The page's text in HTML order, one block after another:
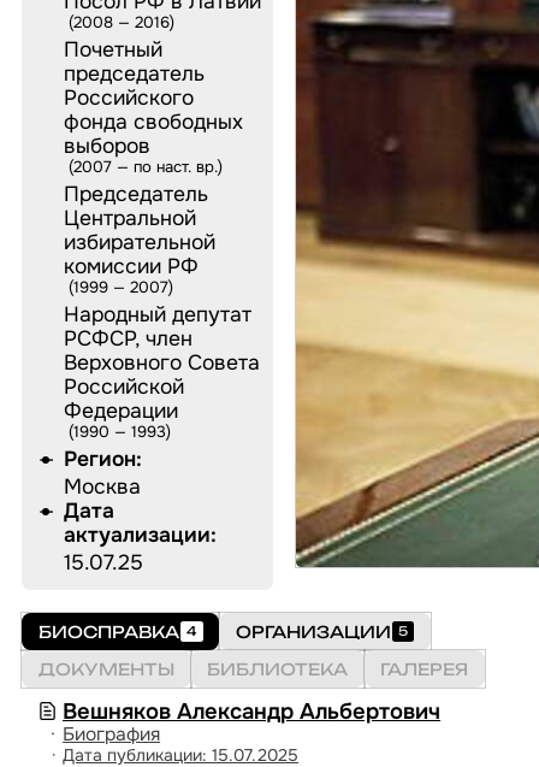
ПЕРСОНАЛИИ
ОРГАНИЗАЦИИ
ДОКУМЕНТЫ
БИБЛИОТЕКА
АВТОРЫ ИЗДАНИЯ
ПРОИЗВЕДЕНИЯ
ЛИТЕРАТУРА
ПЕРИОДИКА
ЛИСТОВКИ
О ПРОЕКТЕ
2008 — 2016
Почетный
председатель
Российского
фонда свободных
выборов‍
2007 — по наст. вр.
Председатель
Центральной
избирательной
комиссии РФ‍
1999 — 2007
Народный депутат
РСФСР, член
Верховного Совета
Российской
Федерации‍
1990 — 1993
Регион:
Москва
Дата
актуализации:
15.07.25
БИОСПРАВКА 4
Вешняков Александр Альбертович
Биография
Дата публикации: 15.07.2025
ОРГАНИЗАЦИИ 5
ДОКУМЕНТЫ БИБЛИОТЕКА ГАЛЕРЕЯ